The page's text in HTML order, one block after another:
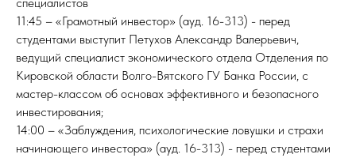
11:45 – «Грамотный инвестор» (ауд. 16-313) - перед
студентами выступит Петухов Александр Валерьевич,
ведущий специалист экономического отдела Отделения по
Кировской области Волго-Вятского ГУ Банка России, с
мастер-классом об основах эффективного и безопасного
инвестирования;
14:00 – «Заблуждения, психологические ловушки и страхи
начинающего инвестора» (ауд. 16-313) - перед студентами